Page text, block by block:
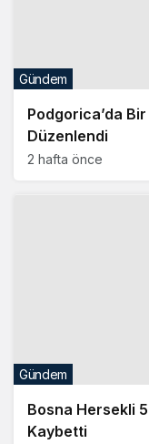
Podgorica’da Bir
Düzenlendi
2 hafta önce
Gündem
Bosna Hersekli 5
Kaybetti
Gündem